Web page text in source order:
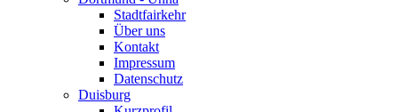
Stadtfairkehr
Über uns
Kontakt
Impressum
Datenschutz
Duisburg